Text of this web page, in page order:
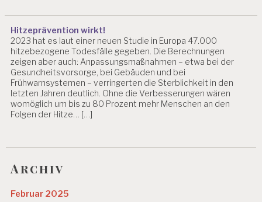
Hitzeprävention wirkt!
2023 hat es laut einer neuen Studie in Europa 47.000
hitzebezogene Todesfälle gegeben. Die Berechnungen
zeigen aber auch: Anpassungsmaßnahmen – etwa bei der
Gesundheitsvorsorge, bei Gebäuden und bei
Frühwarnsystemen – verringerten die Sterblichkeit in den
letzten Jahren deutlich. Ohne die Verbesserungen wären
womöglich um bis zu 80 Prozent mehr Menschen an den
Folgen der Hitze… […]
Archiv
Februar 2025